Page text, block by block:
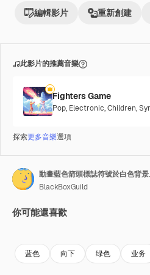
編輯影片 重新創建
此影片的推薦音樂
Fighters Game
Pop, Electronic,Children,
探索更多音樂選項
動畫藍色箭頭標誌符號於白色背
BlackBoxGuild
你可能還喜歡
蓝色 向下 绿色 业务